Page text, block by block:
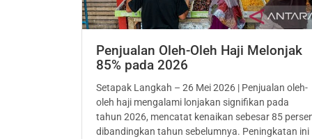
Penjualan Oleh-Oleh Haji Melonjak
85% pada 2026
Setapak Langkah – 26 Mei 2026 | Penjualan oleh-
oleh haji mengalami lonjakan signifikan pada
tahun 2026, mencatat kenaikan sebesar 85
dibandingkan tahun sebelumnya. Peningkatan ini